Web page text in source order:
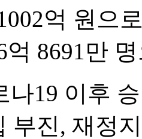
억 원으
억 8691만
나19 이후
부진, 재정